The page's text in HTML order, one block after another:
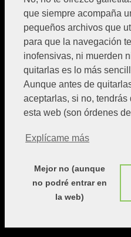
que siempre acompaña
pequeños archivos que
para que la navegación
inofensivas, ni muerden
quitarlas es lo más
Aunque antes de
aceptarlas, si no,
esta web (son órdenes
Explícame más
Mejor no (aunque
no podré entrar en
la web)
[learn_press_profile]
Blocks By